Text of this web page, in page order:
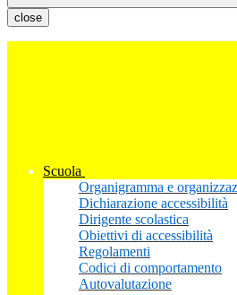
close
Scuola
Organigramma e
Dichiarazione accessibilità
Dirigente scolastica
Obiettivi di accessibilità
Regolamenti
Codici di comportamento
Autovalutazione